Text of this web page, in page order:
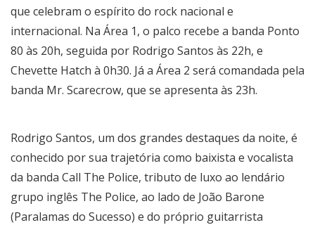
que celebram o espírito do rock nacional e
internacional. Na Área 1, o palco recebe a banda Ponto
80 às 20h, seguida por Rodrigo Santos às 22h, e
Chevette Hatch à 0h30. Já a Área 2 será comandada pela
banda Mr. Scarecrow, que se apresenta às 23h.
Rodrigo Santos, um dos grandes destaques da noite, é
conhecido por sua trajetória como baixista e vocalista
da banda Call The Police, tributo de luxo ao lendário
grupo inglês The Police, ao lado de João Barone
(Paralamas do Sucesso) e do próprio guitarrista